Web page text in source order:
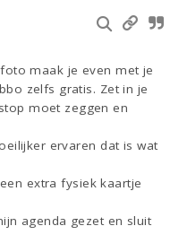
maak je even met je
zelfs gratis. Zet in je
moet zeggen en
ervaren dat is wat
extra fysiek kaartje
agenda gezet en sluit